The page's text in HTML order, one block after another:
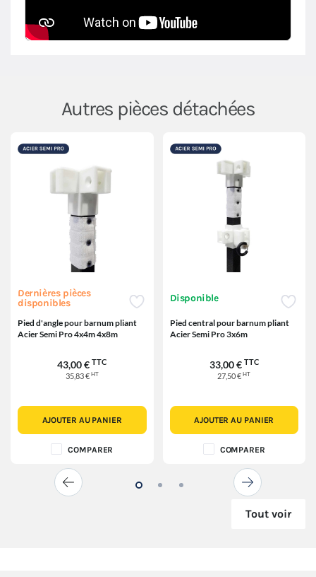
Autres pièces détachées
Dernières pièces
disponibles
Pied d'angle pour barnum pliant
Acier Semi Pro 4x4m 4x8m
43,00 € TTC
35,83 € HT
AJOUTER AU PANIER
COMPARER
Disponible
Pied central pour barnum pliant
Acier Semi Pro 3x6m
33,00 € TTC
27,50 €HT
AJOUTER AU PANIER
COMPARER
Tout voir